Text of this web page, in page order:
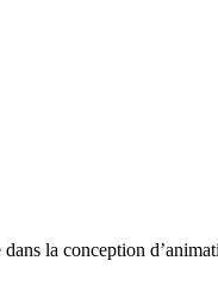
la conception